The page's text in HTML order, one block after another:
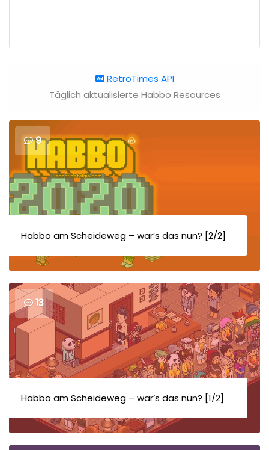
RetroTimes API
Täglich aktualisierte Habbo Resources
9
Habbo am Scheideweg – war’s das nun? [2/2]
13
Habbo am Scheideweg – war’s das nun? [1/2]